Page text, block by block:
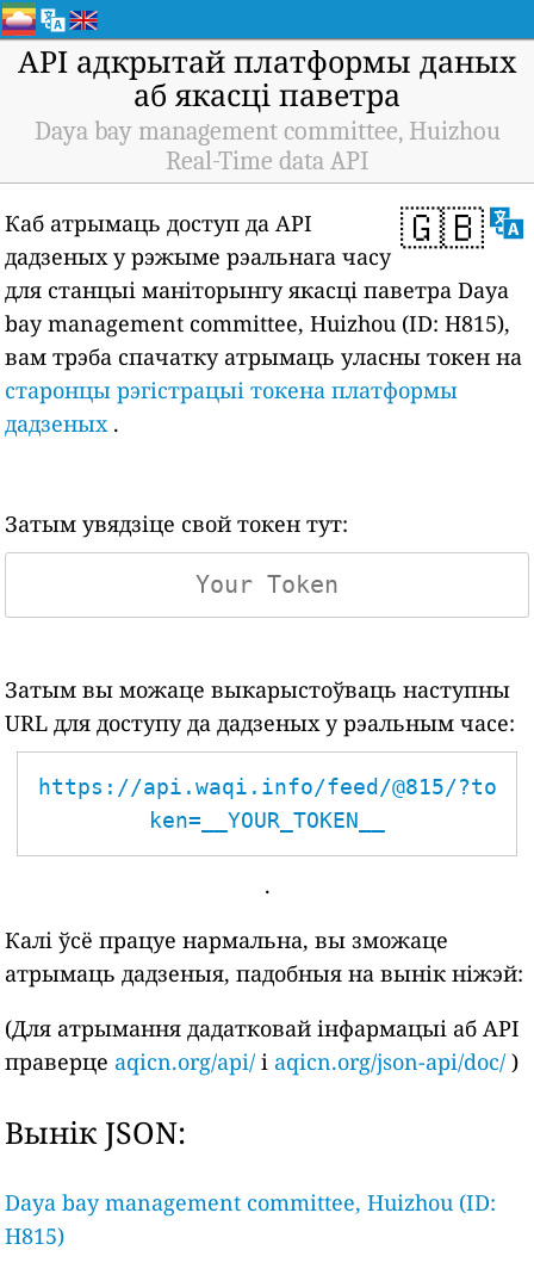
API адкрытай платформы даных
аб якасці паветра
Daya bay management committee, Huizhou
Real-Time data API
🇬🇧
Каб атрымаць доступ да API
дадзеных у рэжыме рэальнага часу
для станцыі маніторынгу якасці паветра Daya
bay management committee, Huizhou (ID: H815),
вам трэба спачатку атрымаць уласны токен на
старонцы рэгістрацыі токена платформы
дадзеных.
Затым увядзіце свой токен тут:
Затым вы можаце выкарыстоўваць наступны
URL для доступу да дадзеных у рэальным часе:
https://api.waqi.info/feed/@815/?to
ken=__YOUR_TOKEN__
.
Калі ўсё працуе нармальна, вы зможаце
атрымаць дадзеныя, падобныя на вынік ніжэй:
(Для атрымання дадатковай інфармацыі аб API
праверце aqicn.org/api/ і aqicn.org/json-api/doc/ )
Вынік JSON:
Daya bay management committee, Huizhou (ID:
H815)